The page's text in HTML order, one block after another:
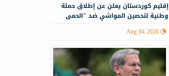
إقليم كوردستان يعلن عن إطلاق حملة
وطنية لتحصين المواشي ضد "الحمى
Aug 04 2026